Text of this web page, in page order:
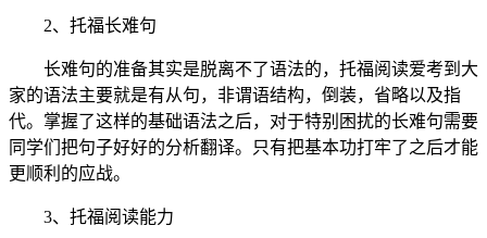
2、托福长难句
长难句的准备其实是脱离不了语法的，托福阅读爱考到大
家的语法主要就是有从句，非谓语结构，倒装，省略以及指
代。掌握了这样的基础语法之后，对于特别困扰的长难句需要
同学们把句子好好的分析翻译。只有把基本功打牢了之后才能
更顺利的应战。
3、托福阅读能力